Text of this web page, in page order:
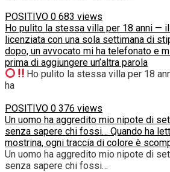
POSITIVO 0 683 views
Ho pulito la stessa villa per 18 anni —
licenziata con una sola settimana di
dopo, un avvocato mi ha telefonato e
prima di aggiungere un’altra parola
Ho pulito la stessa villa per 18
ha
POSITIVO 0 376 views
Un uomo ha aggredito mio nipote di
senza sapere chi fossi… Quando ha
mostrina, ogni traccia di colore è
Un uomo ha aggredito mio nipote di
senza sapere chi fossi…